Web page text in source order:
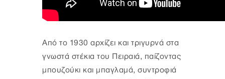
Από το 1930 αρχίζει και τριγυρνά στα
γνωστά στέκια του Πειραιά, παίζοντας
μπουζούκι και μπαγλαμά, συντροφιά